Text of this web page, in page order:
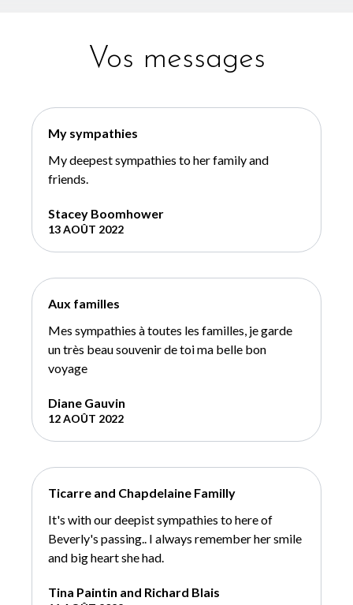
Vos messages
My sympathies
My deepest sympathies to her family and
friends.
Stacey Boomhower
13 AOÛT 2022
Aux familles
Mes sympathies à toutes les familles, je garde
un très beau souvenir de toi ma belle bon
voyage
Diane Gauvin
12 AOÛT 2022
Ticarre and Chapdelaine Familly
It's with our deepist sympathies to here of
Beverly's passing.. I always remember her smile
and big heart she had.
Tina Paintin and Richard Blais